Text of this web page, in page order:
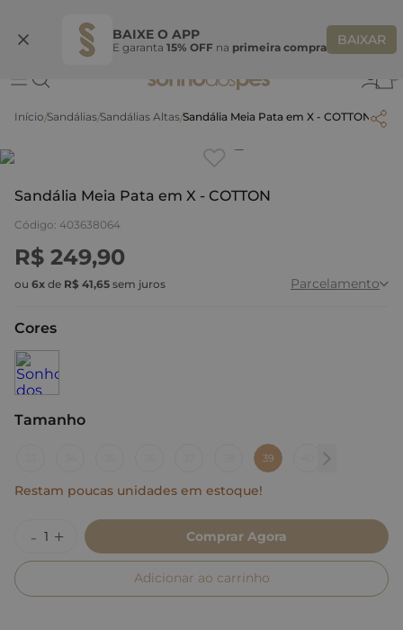
BAIXE O APP
E garanta 15% OFF na primeira compra BAIXAR
Ganhe 10% OFF na coleção utilizando o código do seu vendedor*
Sandálias Sandálias Altas Sandália Meia Pata em X - COTTON
Sandália Meia Pata em X - COTTON
Código: 403638064
R$ 249,90
ou 6x de R$ 41,65 sem juros Parcelamento
Cores
Tamanho
39
Restam poucas unidades em estoque!
Comprar Agora
Adicionar ao carrinho